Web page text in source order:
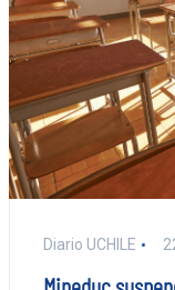
Diario UCHILE